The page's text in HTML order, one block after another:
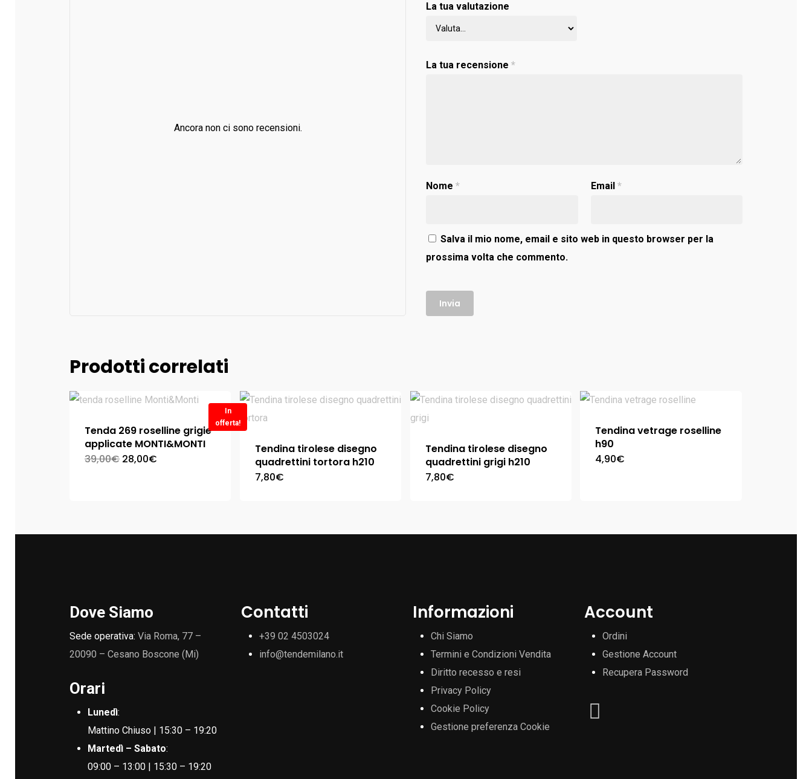
Ancora non ci sono recensioni.
La tua valutazione
La tua recensione*
Nome* Email *
Salva il mio nome, email e sito web in questo browser per la
prossima volta che commento.
Prodotti correlati
In
offerta!
Tenda 269 roselline grigie
applicate MONTI&MONTI
39,00€ 28,00€
Tendina tirolese disegno
quadrettini tortora h210
7,80€
Tendina tirolese disegno
quadrettini grigi h210
7,80€
Tendina vetrage roselline
h90
4,90€
Dove Siamo
Sede operativa:Via Roma, 77 –
20090 – Cesano Boscone (Mi)
Orari
Lunedì:
Mattino Chiuso | 15:30 – 19:20
Martedì – Sabato:
09:00 – 13:00 | 15:30 – 19:20
Contatti
+39 02 4503024
info@tendemilano.it
Informazioni
Chi Siamo
Termini e Condizioni Vendita
Diritto recesso e resi
Privacy Policy
Cookie Policy
Gestione preferenza Cookie
Account
Ordini
Gestione Account
Recupera Password